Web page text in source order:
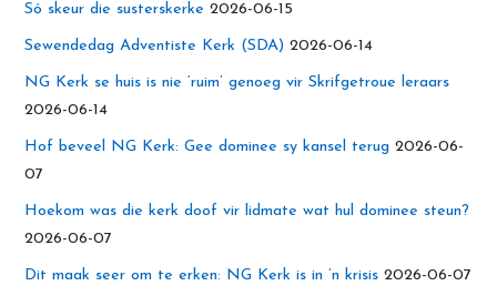
Só skeur die susterskerke 2026-06-15
Sewendedag Adventiste Kerk (SDA) 2026-06-14
NG Kerk se huis is nie ‘ruim’ genoeg vir Skrifgetroue leraars
2026-06-14
Hof beveel NG Kerk: Gee dominee sy kansel terug 2026-06-
07
Hoekom was die kerk doof vir lidmate wat hul dominee steun?
2026-06-07
Dit maak seer om te erken: NG Kerk is in ’n krisis 2026-06-07